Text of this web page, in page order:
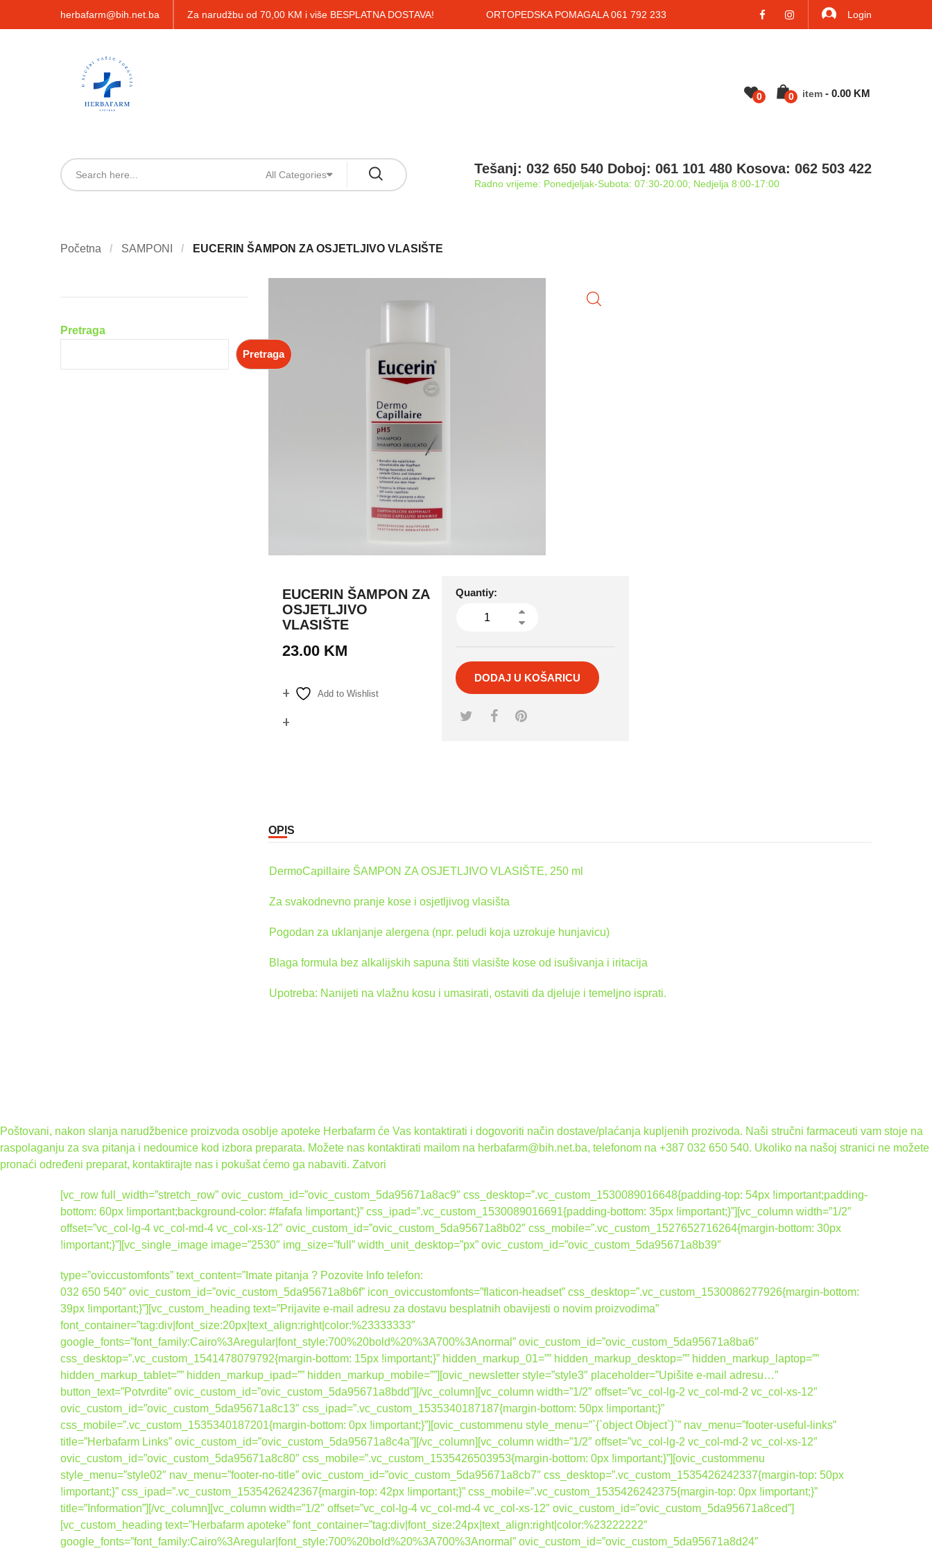
herbafarm@bih.net.ba Za narudžbu od 70,00 KM i više BESPLATNA DOSTAVA! ORTOPEDSKA POMAGALA 061 792 233 Login
0 0 Item - 0.00 KM
All Categories Tešanj: 032 650 540 Doboj: 061 101 480 Kosova: 062 503 422
Radno vrijeme: Ponedjeljak-Subota: 07:30-20:00; Nedjelja 8:00-17:00
Početna SAMPONI EUCERIN ŠAMPON ZA OSJETLJIVO VLASIŠTE
EUCERIN ŠAMPON ZA
OSJETLJIVO
VLASIŠTE
23.00 KM
Quantiy:
DODAJ U KOŠARICU
Add to Wishlist
OPIS
DermoCapillaire ŠAMPON ZA OSJETLJIVO VLASIŠTE, 250 ml
Za svakodnevno pranje kose i osjetljivog vlasišta
Pogodan za uklanjanje alergena (npr. peludi koja uzrokuje hunjavicu)
Blaga formula bez alkalijskih sapuna štiti vlasište kose od isušivanja i iritacija
Upotreba: Nanijeti na vlažnu kosu i umasirati, ostaviti da djeluje i temeljno isprati.
Pretraga
Pretraga
Poštovani, nakon slanja narudžbenice proizvoda osoblje apoteke Herbafarm će Vas kontaktirati i dogovoriti način dostave/plaćanja kupljenih prozivoda. Naši stručni farmaceuti vam stoje na
raspolaganju za sva pitanja i nedoumice kod izbora preparata. Možete nas kontaktirati mailom na herbafarm@bih.net.ba, telefonom na +387 032 650 540. Ukoliko na našoj stranici ne možete
pronaći određeni preparat, kontaktirajte nas i pokušat ćemo ga nabaviti. Zatvori
[vc_row full_width=”stretch_row” ovic_custom_id=”ovic_custom_5da95671a8ac9″ css_desktop=”.vc_custom_1530089016648{padding-top: 54px !important;padding-
bottom: 60px !important;background-color: #fafafa !important;}” css_ipad=”.vc_custom_1530089016691{padding-bottom: 35px !important;}”][vc_column width=”1/2″
offset=”vc_col-lg-4 vc_col-md-4 vc_col-xs-12″ ovic_custom_id=”ovic_custom_5da95671a8b02″ css_mobile=”.vc_custom_1527652716264{margin-bottom: 30px
!important;}”][vc_single_image image=”2530″ img_size=”full” width_unit_desktop=”px” ovic_custom_id=”ovic_custom_5da95671a8b39″
type=”oviccustomfonts” text_content=”Imate pitanja ? Pozovite Info telefon:
032 650 540″ ovic_custom_id=”ovic_custom_5da95671a8b6f” icon_oviccustomfonts=”flaticon-headset” css_desktop=”.vc_custom_1530086277926{margin-bottom:
39px !important;}”][vc_custom_heading text=”Prijavite e-mail adresu za dostavu besplatnih obavijesti o novim proizvodima”
font_container=”tag:div|font_size:20px|text_align:right|color:%23333333″
google_fonts=”font_family:Cairo%3Aregular|font_style:700%20bold%20%3A700%3Anormal” ovic_custom_id=”ovic_custom_5da95671a8ba6″
css_desktop=”.vc_custom_1541478079792{margin-bottom: 15px !important;}” hidden_markup_01=”” hidden_markup_desktop=”” hidden_markup_laptop=””
hidden_markup_tablet=”” hidden_markup_ipad=”” hidden_markup_mobile=””][ovic_newsletter style=”style3″ placeholder=”Upišite e-mail adresu…”
button_text=”Potvrdite” ovic_custom_id=”ovic_custom_5da95671a8bdd”][/vc_column][vc_column width=”1/2″ offset=”vc_col-lg-2 vc_col-md-2 vc_col-xs-12″
ovic_custom_id=”ovic_custom_5da95671a8c13″ css_ipad=”.vc_custom_1535340187187{margin-bottom: 50px !important;}”
css_mobile=”.vc_custom_1535340187201{margin-bottom: 0px !important;}”][ovic_custommenu style_menu=”`{`object Object`}`” nav_menu=”footer-useful-links”
title=”Herbafarm Links” ovic_custom_id=”ovic_custom_5da95671a8c4a”][/vc_column][vc_column width=”1/2″ offset=”vc_col-lg-2 vc_col-md-2 vc_col-xs-12″
ovic_custom_id=”ovic_custom_5da95671a8c80″ css_mobile=”.vc_custom_1535426503953{margin-bottom: 0px !important;}”][ovic_custommenu
style_menu=”style02″ nav_menu=”footer-no-title” ovic_custom_id=”ovic_custom_5da95671a8cb7″ css_desktop=”.vc_custom_1535426242337{margin-top: 50px
!important;}” css_ipad=”.vc_custom_1535426242367{margin-top: 42px !important;}” css_mobile=”.vc_custom_1535426242375{margin-top: 0px !important;}”
title=”Information”][/vc_column][vc_column width=”1/2″ offset=”vc_col-lg-4 vc_col-md-4 vc_col-xs-12″ ovic_custom_id=”ovic_custom_5da95671a8ced”]
[vc_custom_heading text=”Herbafarm apoteke” font_container=”tag:div|font_size:24px|text_align:right|color:%23222222″
google_fonts=”font_family:Cairo%3Aregular|font_style:700%20bold%20%3A700%3Anormal” ovic_custom_id=”ovic_custom_5da95671a8d24″